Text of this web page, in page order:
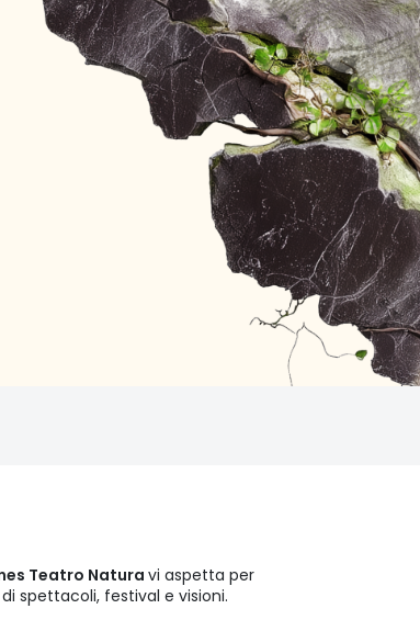
Teatro Naturavi aspetta per
spettacoli, festival e visioni.